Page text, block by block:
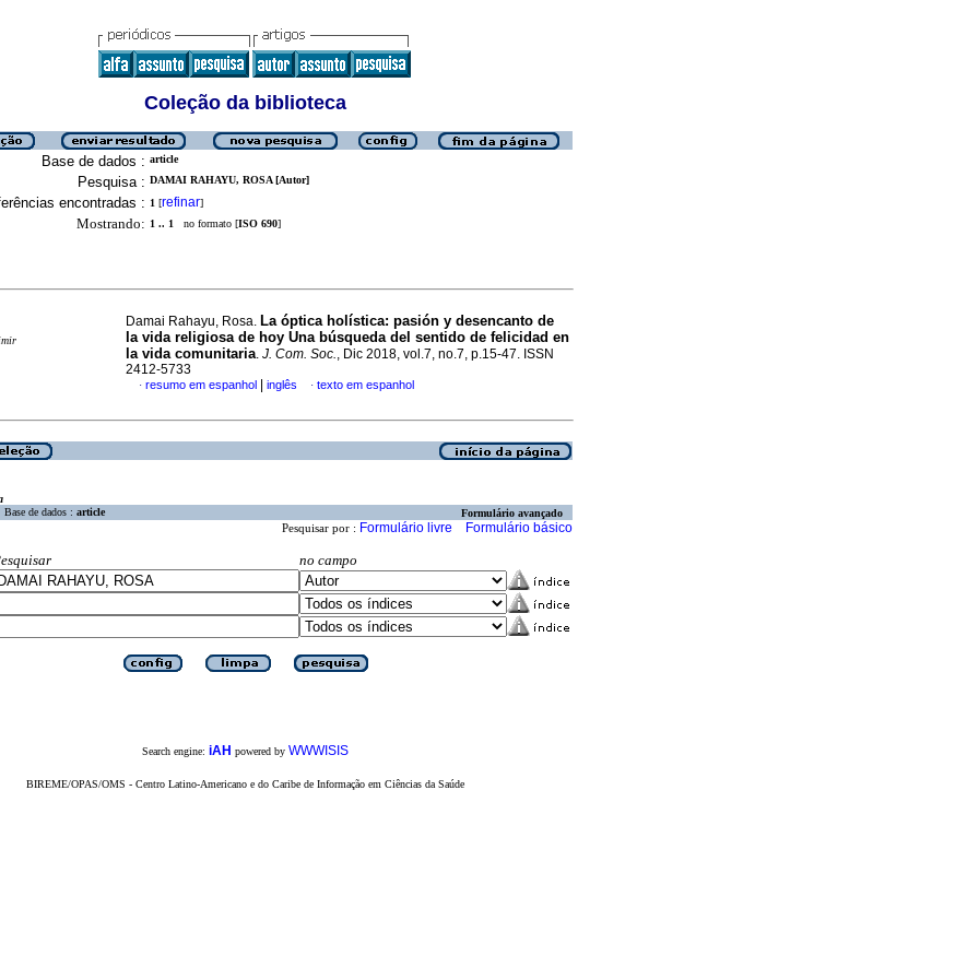
Coleção da biblioteca
Base de dados : article
Pesquisa : DAMAI RAHAYU, ROSA [Autor]
encontradas : 1 [refinar]
Mostrando: 1 .. 1 no formato [ISO 690]
Damai Rahayu, Rosa. La óptica holística: pasión y desencanto de
la vida religiosa de hoy Una búsqueda del sentido de felicidad en
la vida comunitaria. J. Com. Soc., Dic 2018, vol.7, no.7, p.15-47. ISSN
2412-5733
· resumo em espanhol inglês · texto em espanhol
Base de dados : article Formulário avançado
Pesquisar por : Formulário livre Formulário básico
no campo
Search engine: iAH powered by WWWISIS
BIREME/OPAS/OMS - Centro Latino-Americano e do Caribe de Informação em Ciências da Saúde